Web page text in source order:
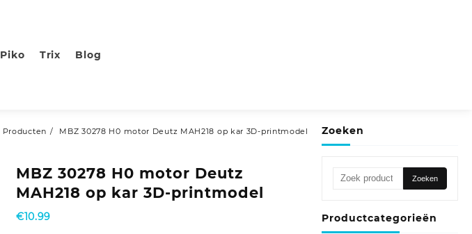
Piko Trix Blog
Producten MBZ 30278 H0 motor Deutz MAH218 op kar 3D-printmodel
MBZ 30278 H0 motor Deutz
MAH218 op kar 3D-printmodel
€10.99
Zoeken
Zoeken
Zoeken
Productcategorieën